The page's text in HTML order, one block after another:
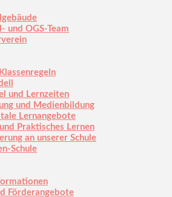
und OGS-Team
und Lernzeiten
und Medienbildung
Lernangebote
Praktisches Lernen
an unserer Schule
Schule
Förderangebote